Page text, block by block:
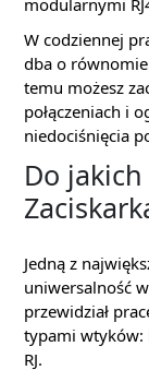
modularnymi
W codziennej
dba o
temu możesz
połączeniach i
niedociśnięcia
Do
Jedną z
uniwersalność
przewidział
typami wtyków:
RJ.